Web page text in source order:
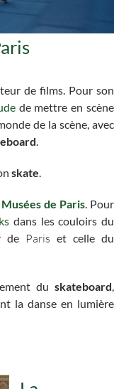
de films. Pour son
de mettre en scène
de la scène, avec
skate
Musées de Paris. Pour
dans les couloirs du
de Paris et celle du
duskateboard
la danse en lumière